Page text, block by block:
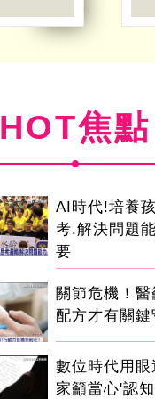
HOT焦點
AI時代!培養
考.解決問題
要
關節危機！醫
配方才有關鍵
數位時代用
家籲當心'認